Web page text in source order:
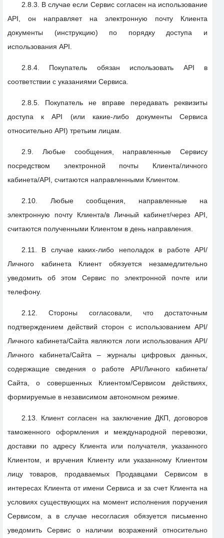
2.8.3. В случае если Сервис согласен на использование
API, он направляет на электронную почту Клиента
документы (инструкцию) по порядку доступа и
использования API.
2.8.4. Покупатель обязан использовать API в
соответствии с указаниями Сервиса.
2.8.5. Покупатель не вправе передавать реквизиты
доступа к API (или какие-либо документы Сервиса
относительно API) третьим лицам.
2.9. Любые сообщения, направленные Сервису
посредством электронной почты Клиента/личного
кабинета/API, считаются направленными Клиентом.
2.10. Любые сообщения, направленные на
электронную почту Клиента/в Личный кабинет/через API,
считаются полученными Клиентом в день направления.
2.11. В случае каких-либо неполадок в работе API/
Личного кабинета Клиент обязуется незамедлительно
уведомить об этом Сервис по электронной почте или
телефону.
2.12. Стороны согласовали, что достаточным
подтверждением действий сторон с использованием API/
Личного кабинета/Сайта являются логи использования API/
Личного кабинета/Сайта – журналы цифровых данных,
содержащие сведения о работе API/Личного кабинета/
Сайта, о совершенных Клиентом/Сервисом действиях,
формируемые в независимом автономном режиме.
2.13. Клиент согласен на заключение ДКП, договоров
таможенного оформления и международной перевозки,
доставки по адресу Клиента или получателя, указанного
Клиентом, и вручения Клиенту или указанному Клиентом
лицу товаров, продаваемых Продавцами Сервисом в
интересах Клиента от имени Сервиса и за счет Клиента на
условиях существующих на момент исполнения поручения
Сервисом, а в случае несогласия обязуется письменно
уведомить Сервис о наличии возражений относительно